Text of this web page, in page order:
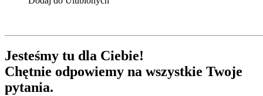
Jesteśmy tu dla Ciebie!
Chętnie odpowiemy na wszystkie Twoje
pytania.